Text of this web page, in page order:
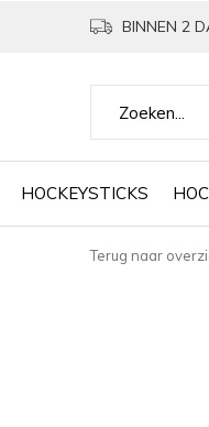
HOCKEYSTICKS
BINNEN 2
Terug naar